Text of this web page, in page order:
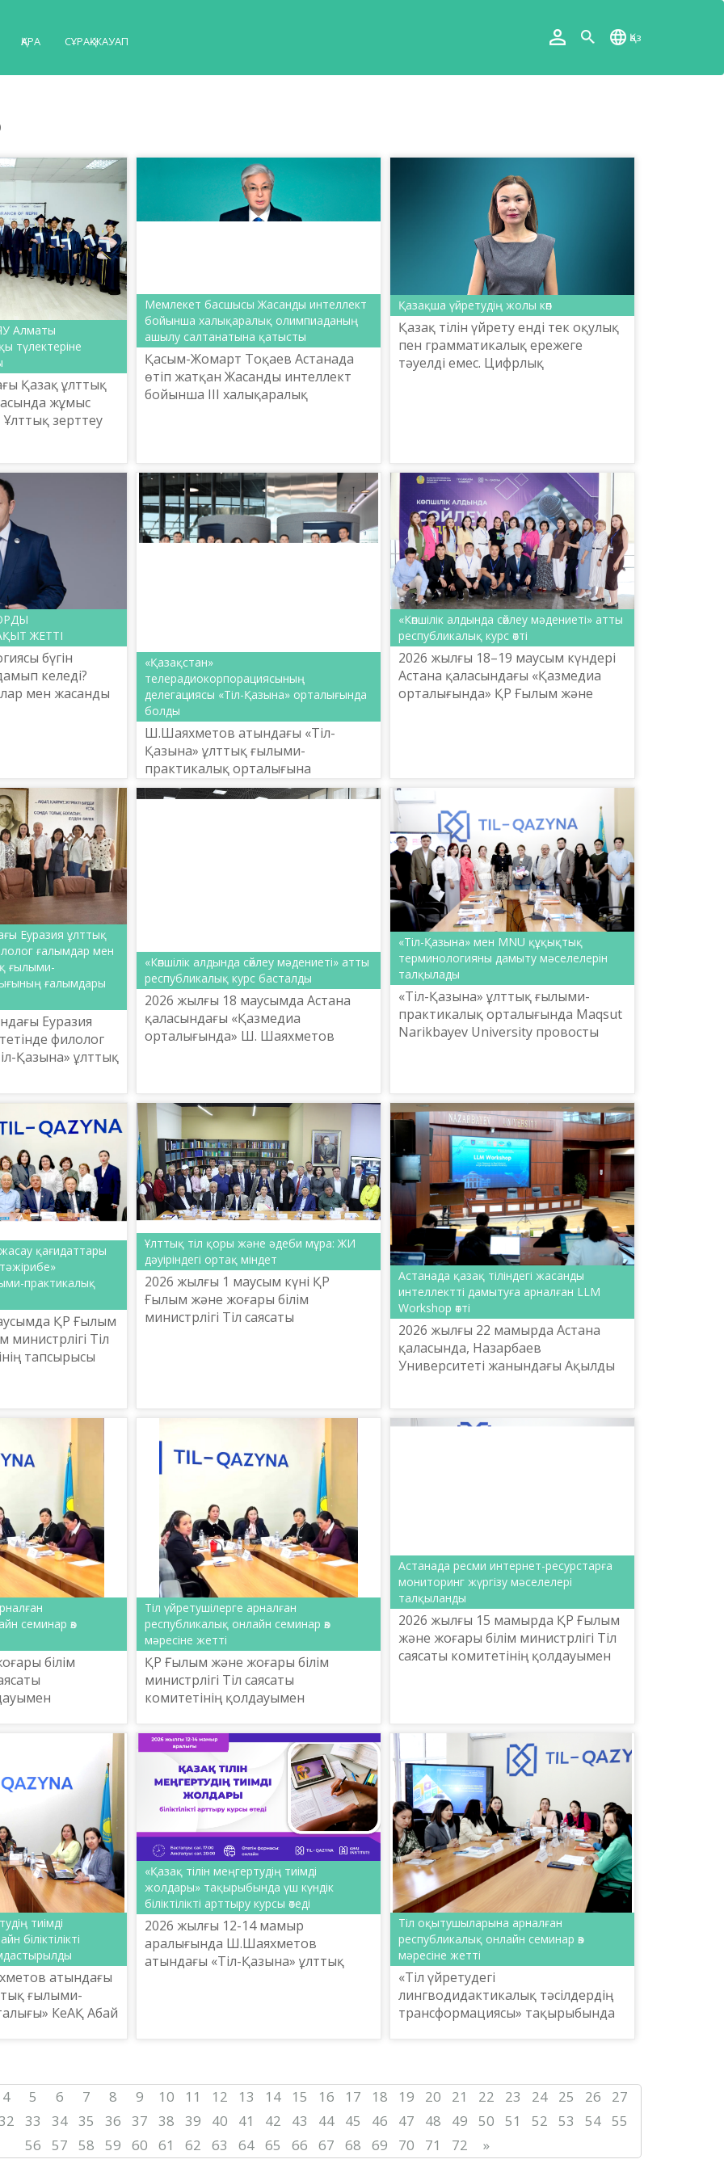
ҚАРА СҰРАҚ-ЖАУАП Қаз
Алматы
түлектеріне
Қазақ ұлттық
жұмыс
зерттеу
ө...
Мемлекет басшысы Жасанды интеллект
бойынша халықаралық олимпиаданың
ашылу салтанатына қатысты
Қасым-Жомарт Тоқаев Астанада
өтіп жатқан Жасанды интеллект
бойынша ІІІ халықаралық
Қазақша үйретудің жолы көп
Қазақ тілін үйрету енді тек оқулық
пен грамматикалық ережеге
тәуелді емес. Цифрлық
ЖЕТТІ
бүгін
келеді?
мен жасанды
«Қазақстан»
телерадиокорпорациясының
делегациясы «Тіл-Қазына» орталығында
болды
Ш.Шаяхметов атындағы «Тіл-
Қазына» ұлттық ғылыми-
практикалық орталығына
«Қазақстан»
телерадиокорпорациясының
«Көпшілік алдында сөйлеу мәдениеті» атты
республикалық курс өтті
2026 жылғы 18–19 маусым күндері
Астана қаласындағы «Қазмедиа
орталығында» ҚР Ғылым және
Еуразия ұлттық
ғалымдар мен
ғылыми-
ғалымдары
Еуразия
филолог
Қазына» ұлттық
...
«Көпшілік алдында сөйлеу мәдениеті» атты
республикалық курс басталды
2026 жылғы 18 маусымда Астана
қаласындағы «Қазмедиа
орталығында» Ш. Шаяхметов
«Көпшілік алдында сөй...
«Тіл-Қазына» мен MNU құқықтық
терминологияны дамыту мәселелерін
талқылады
«Тіл-Қазына» ұлттық ғылыми-
практикалық орталығында Maqsut
Narikbayev University провосты
интел...
жасау қағидаттары
практикалық
ҚР Ғылым
министрлігі Тіл
тапсырысы
Ұлттық тіл қоры және әдеби мұра: ЖИ
дәуіріндегі ортақ міндет
2026 жылғы 1 маусым күні ҚР
Ғылым және жоғары білім
министрлігі Тіл саясаты
Астанада қазақ тіліндегі жасанды
интеллектті дамытуға арналған LLM
Workshop өтті
2026 жылғы 22 мамырда Астана
қаласында, Назарбаев
Университеті жанындағы Ақылды
қазақ тілінің цифрлық кеңістіктег...
семинар өз
білім
үйретудегі
Тіл үйретушілерге арналған
республикалық онлайн семинар өз
мәресіне жетті
ҚР Ғылым және жоғары білім
министрлігі Тіл саясаты
комитетінің қолдауымен
Қазына ұлттық ғылыми-
практикалық орталығы
ұйымдастырған «Тіл үйретудегі
линг...
Астанада ресми интернет-ресурстарға
мониторинг жүргізу мәселелері
талқыланды
2026 жылғы 15 мамырда ҚР Ғылым
және жоғары білім министрлігі Тіл
саясаты комитетінің қолдауымен
тиімді
біліктілікті
атындағы
ғылыми-
КеАҚ Абай
«Қазақ тілін меңгертудің тиімді
жолдары» тақырыбында үш күндік
біліктілікті арттыру курсы өтеді
2026 жылғы 12-14 мамыр
аралығында Ш.Шаяхметов
атындағы «Тіл-Қазына» ұлттық
Тіл оқытушыларына арналған
республикалық онлайн семинар өз
мәресіне жетті
«Тіл үйретудегі
лингводидактикалық тәсілдердің
трансформациясы» тақырыбында
орталықтарының оқытушыла...
4 5 6 7 8 9 10 11 12 13 14 15 16 17 18 19 20 21 22 23 24 25 26
27
33 34 35 36 37 38 39 40 41 42 43 44 45 46 47 48 49 50 51 52 53 54 55
56
57 58 59 60 61 62 63 64 65 66 67 68 69 70 71 72 »